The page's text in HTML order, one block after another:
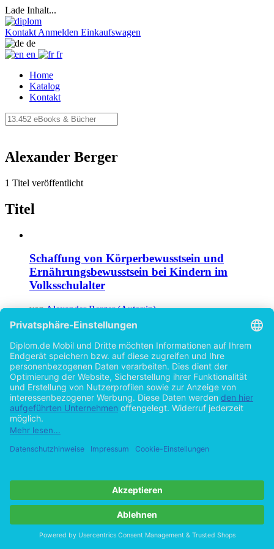
Lade Inhalt...
Kontakt Anmelden Einkaufswagen
de
en
fr
Home
Katalog
Kontakt
Alexander Berger
1 Titel veröffentlicht
Titel
Schaffung von Körperbewusstsein und
Ernährungsbewusstsein bei Kindern im
Volksschulalter
vonAlexander Berger (Autor:in)
©2016 Studienarbeit
Hilfe/FAQ
Impressum
Datenschutz
AGB
Vertrag widerrufen
Zur Desktop-Version
Copyright ©Imprint in der Bedey & Thoms Media GmbH
byOpen Publishing